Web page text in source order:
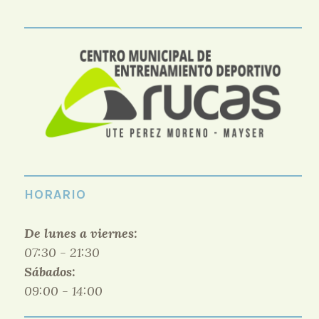
HORARIO
De lunes a viernes:
07:30 - 21:30
Sábados:
09:00 - 14:00